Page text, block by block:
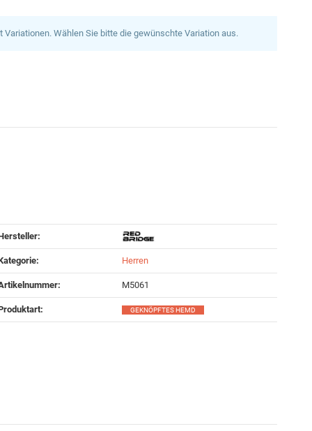
Variationen. Wählen Sie bitte die gewünschte Variation aus.
Herren
M5061
GEKNÖPFTES HEMD